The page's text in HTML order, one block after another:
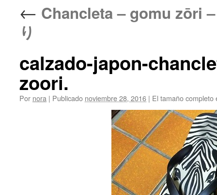
← Chancleta – gomu zōri
り
calzado-japon-
zoori.
Por nora | Publicado noviembre 28, 2016 | El tamaño